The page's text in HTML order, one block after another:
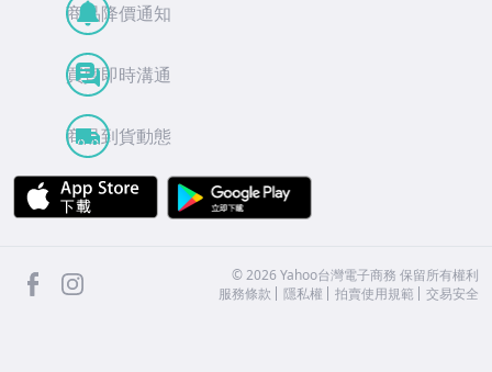
商品降價通知
買賣即時溝通
商品到貨動態
APP Store
facebook ©2026 Yahoo台灣電子商務 保留所有權利
服務條款
隱私權 拍賣使用規範 交易安全